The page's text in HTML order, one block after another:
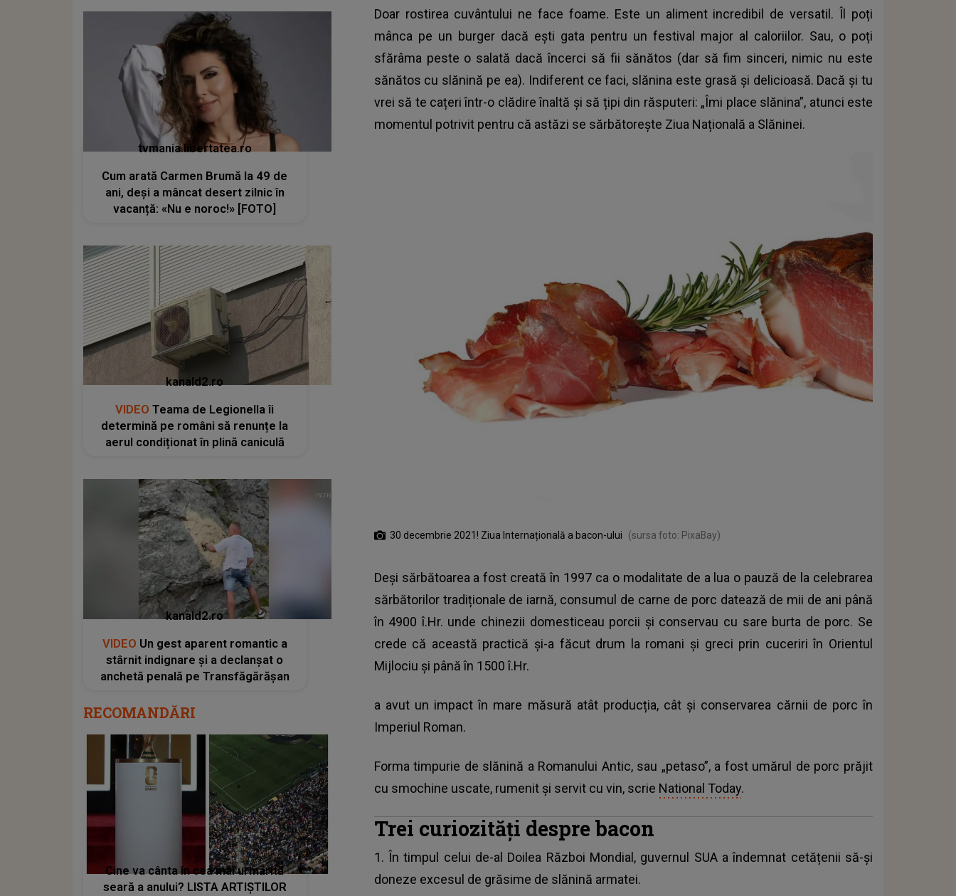
Doar rostirea cuvântului ne face foame. Este un aliment incredibil de versatil. Îl poți
mânca pe un burger dacă ești gata pentru un festival major al caloriilor. Sau, o poți
sfărâma peste o salată dacă încerci să fii sănătos (dar să fim sinceri, nimic nu este
sănătos cu slănină pe ea). Indiferent ce faci, slănina este grasă și delicioasă. Dacă și tu
vrei să te cațeri într-o clădire înaltă și să țipi din răsputeri: „Îmi place slănina”, atunci este
momentul potrivit pentru că astăzi se sărbătorește Ziua Națională a Slăninei.
30 decembrie 2021! Ziua Internațională a bacon-ului (sursa foto: PixaBay)
Deși sărbătoarea a fost creată în 1997 ca o modalitate de a lua o pauză de la celebrarea
sărbătorilor tradiționale de iarnă, consumul de carne de porc datează de mii de ani până
în 4900 î.Hr. unde chinezii domesticeau porcii și conservau cu sare burta de porc. Se
crede că această practică și-a făcut drum la romani și greci prin cuceriri în Orientul
Mijlociu și până în 1500 î.Hr.
a avut un impact în mare măsură atât producția, cât și conservarea cărnii de porc în
Imperiul Roman.
Forma timpurie de slănină a Romanului Antic, sau „petaso”, a fost umărul de porc prăjit
cu smochine uscate, rumenit și servit cu vin, scrie National Today.
Trei curiozități despre bacon
1. În timpul celui de-al Doilea Război Mondial, guvernul SUA a îndemnat cetățenii să-și
doneze excesul de grăsime de slănină armatei.
tvmania.libertatea.ro
Cum arată Carmen Brumă la 49 de
ani, deși a mâncat desert zilnic în
vacanță: «Nu e noroc!» [FOTO]
kanald2.ro
VIDEO Teama de Legionella îi
determină pe români să renunțe la
aerul condiționat în plină caniculă
kanald2.ro
VIDEO Un gest aparent romantic a
stârnit indignare și a declanșat o
anchetă penală pe Transfăgărășan
RECOMANDĂRI
Cine va cânta în cea mai urmărită
seară a anului? LISTA ARTIȘTILOR